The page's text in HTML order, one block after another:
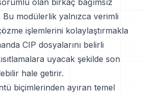
olan birkaç bağımsız
modülerlik yalnızca verimli
işlemlerini kolaylaştırmakla
CIP dosyalarını belirli
uyacak şekilde son
hale getirir.
biçimlerinden ayıran temel